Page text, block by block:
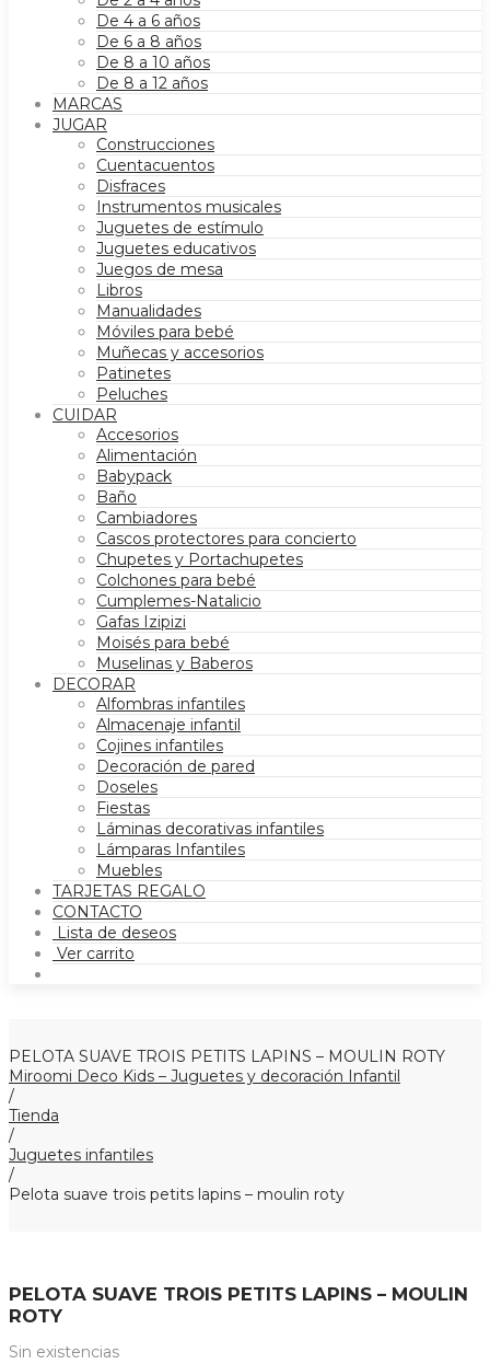
De 4 a 6 años
De 6 a 8 años
De 8 a 10 años
De 8 a 12 años
MARCAS
JUGAR
Construcciones
Cuentacuentos
Disfraces
Instrumentos musicales
Juguetes de estímulo
Juguetes educativos
Juegos de mesa
Libros
Manualidades
Móviles para bebé
Muñecas y accesorios
Patinetes
Peluches
CUIDAR
Accesorios
Alimentación
Babypack
Baño
Cambiadores
Cascos protectores para concierto
Chupetes y Portachupetes
Colchones para bebé
Cumplemes-Natalicio
Gafas Izipizi
Moisés para bebé
Muselinas y Baberos
DECORAR
Alfombras infantiles
Almacenaje infantil
Cojines infantiles
Decoración de pared
Doseles
Fiestas
Láminas decorativas infantiles
Lámparas Infantiles
Muebles
TARJETAS REGALO
CONTACTO
Lista de deseos
Ver carrito
PELOTA SUAVE TROIS PETITS LAPINS – MOULIN ROTY
Miroomi Deco Kids – Juguetes y decoración Infantil
/
Tienda
/
Juguetes infantiles
/
Pelota suave trois petits lapins – moulin roty
PELOTA SUAVE TROIS PETITS LAPINS – MOULIN
ROTY
Sin existencias